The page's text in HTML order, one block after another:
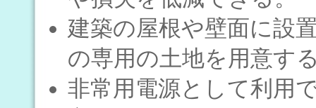
建築の屋根や壁面に設
の専用の土地を用意す
非常用電源として利用